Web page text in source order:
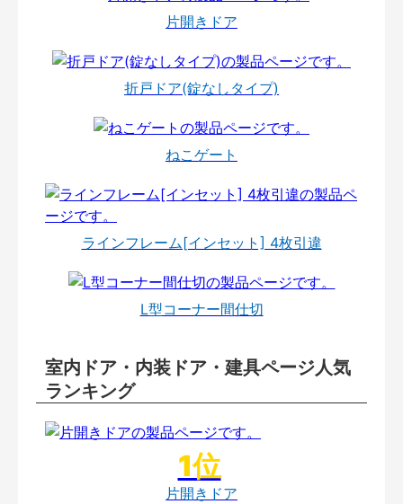
片開きドア
折戸ドア(錠なしタイプ)
ねこゲート
ラインフレーム[インセット] 4枚引違
L型コーナー間仕切
室内ドア・内装ドア・建具ページ人気
ランキング
片開きドア